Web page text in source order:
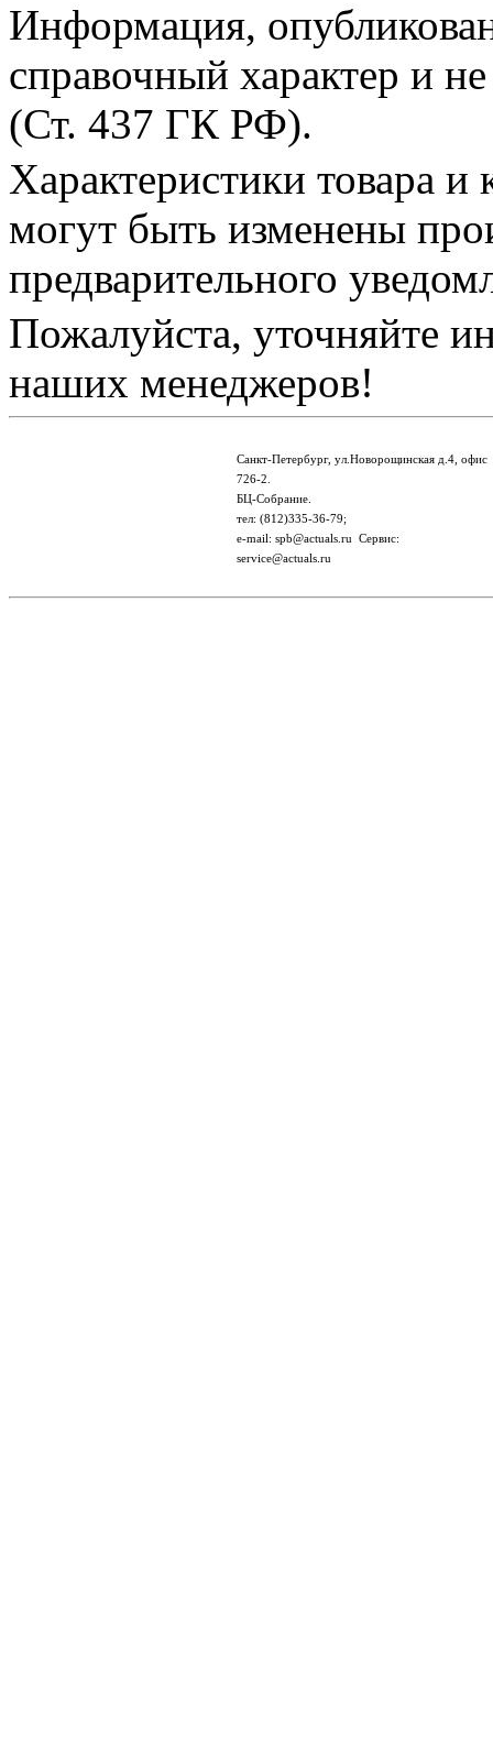
Информация,
справочный характер и
(Ст. 437 ГК РФ).
Характеристики товара и
могут быть изменены
предварительного
Пожалуйста, уточняйте
наших менеджеров!
Санкт-Петербург, ул.Новорощинская д.4, офис
726-2.
БЦ-Собрание.
тел: (812)335-36-79;
e-mail: spb@actuals.ru Сервис:
service@actuals.ru